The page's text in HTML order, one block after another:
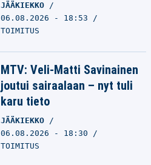
JÄÄKIEKKO
06.08.2026 - 18:53
TOIMITUS
MTV: Veli-Matti Savinainen
joutui sairaalaan – nyt tuli
karu tieto
JÄÄKIEKKO
06.08.2026 - 18:30
TOIMITUS